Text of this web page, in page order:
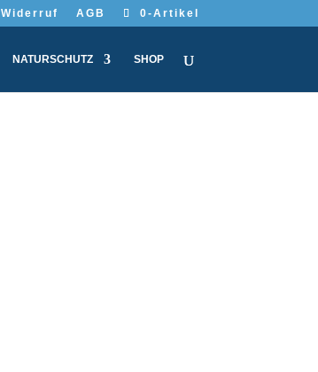
Widerruf AGB 0-Artikel
NATURSCHUTZ SHOP